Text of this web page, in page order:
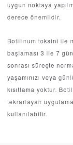
uygun noktaya
derece önemlidir.
Botilinum toksini ile
başlaması 3 ile 7
sonrası süreçte
yaşamınızı veya
kısıtlama yoktur.
tekrarlayan
kullanılabilir.